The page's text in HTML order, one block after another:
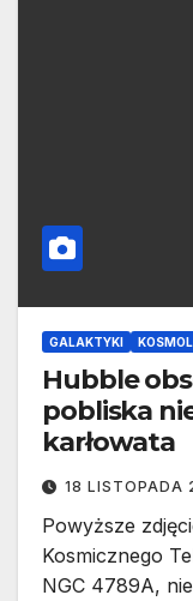
GALAKTYKI
Hubble
pobliska
karłowata
18 LISTOPADA
Powyższe
Kosmicznego
NGC 4789A,